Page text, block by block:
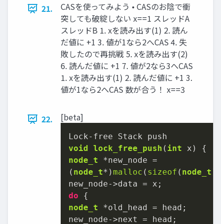
21.
CASを使ってみよう • CASのお陰で衝
突しても破綻しない x==1 スレッドA
スレッドB 1. xを読み出す(1) 2. 読ん
だ値に +1 3. 値が1なら2へCAS 4. 失
敗したので再挑戦 5. xを読み出す(2)
6. 読んだ値に +1 7. 値が2なら3へCAS
1. xを読み出す(1) 2. 読んだ値に +1 3.
値が1なら2へCAS 数が合う！ x==3
22. [beta]
Lock-
void lock_free_push ( int x)
node_t *new_node =
( node_t*)malloc ( sizeof ( node_t
do
node_t *old_head = head;
new_node->next = head;